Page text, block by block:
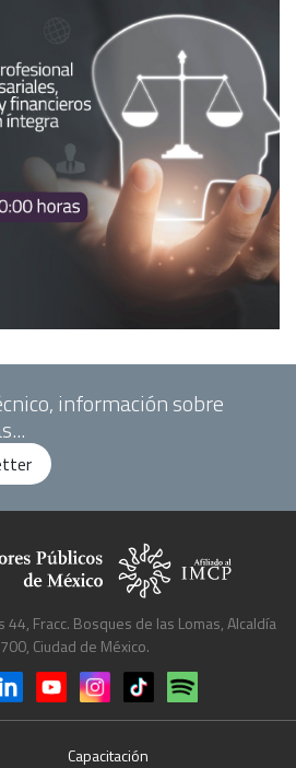
información sobre
Fracc. Bosques de las Lomas, Alcaldía
Ciudad de México.
Capacitación